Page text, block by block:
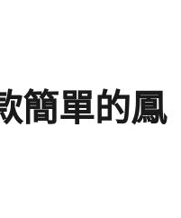
簡單的鳳